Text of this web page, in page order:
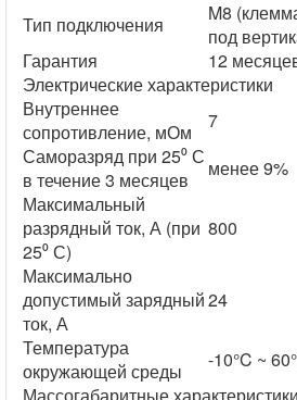
Тип подключения
M8
под
Гарантия
12
Электрические характеристики
Внутреннее
сопротивление, мОм
7
Саморазряд при 25⁰ С
в течение 3 месяцев
менее 9%
Максимальный
разрядный ток, А (при
25⁰ С)
800
Максимально
допустимый зарядный
ток, А
24
Температура
окружающей среды
-10°C ~